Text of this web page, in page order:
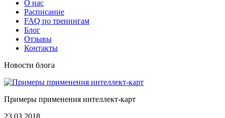
О нас
Расписание
FAQ по тренингам
Блог
Отзывы
Контакты
Новости блога
Примеры применения интеллект-карт
23.03.2018